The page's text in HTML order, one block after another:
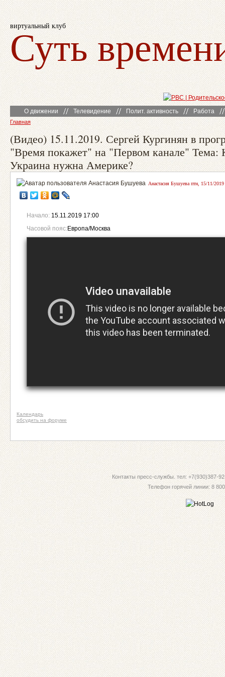
виртуальный клуб
Суть
О движении Телевидение Полит. активность Работа
Главная
(Видео) 15.11.2019. Сергей Кургинян в
"Время покажет" на "Первом канале" Тема:
Украина нужна Америке?
Анастасия Бушуева птн, 15/11/
Начало: 15.11.2019 17:00
Часовой пояс:Европа/Москва
Календарь
обсудить на форуме
Контакты пресс-службы. тел: +7(930)387-
Телефон горячей линии: 8